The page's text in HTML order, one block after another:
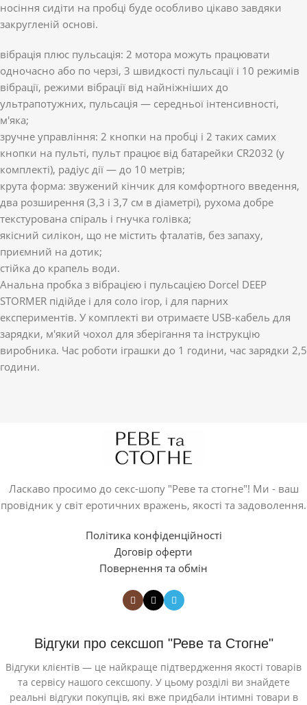
носіння сидіти на пробці буде особливо цікаво завдяки
закругленій основі.
вібрація плюс пульсація: 2 мотора можуть працювати
одночасно або по черзі, 3 швидкості пульсації і 10 режимів
вібрації, режими вібрації від найніжніших до
ультрапотужних, пульсація — середньої інтенсивності,
м'яка;
зручне управління: 2 кнопки на пробці і 2 таких самих
кнопки на пульті, пульт працює від батарейки CR2032 (у
комплекті), радіус дії — до 10 метрів;
крута форма: звужений кінчик для комфортного введення,
два розширення (3,3 і 3,7 см в діаметрі), рухома добре
текстурована спіраль і гнучка голівка;
якісний силікон, що не містить фталатів, без запаху,
приємний на дотик;
стійка до крапель води.
Анальна пробка з вібрацією і пульсацією Dorcel DEEP
STORMER підійде і для соло ігор, і для парних
експериментів. У комплекті ви отримаєте USB-кабель для
зарядки, м'який чохол для зберігання та інструкцію
виробника. Час роботи іграшки до 1 години, час зарядки 2,5
години.
Ласкаво просимо до секс-шопу "Реве та стогне"! Ми - ваш
провідник у світ еротичних вражень, якості та задоволення.
Політика конфіденційності
Договір оферти
Повернення та обмін
Відгуки про сексшоп "Реве та Стогне"
Відгуки клієнтів — це найкраще підтвердження якості товарів
та сервісу нашого сексшопу. У цьому розділі ви знайдете
реальні відгуки покупців, які вже придбали інтимні товари в